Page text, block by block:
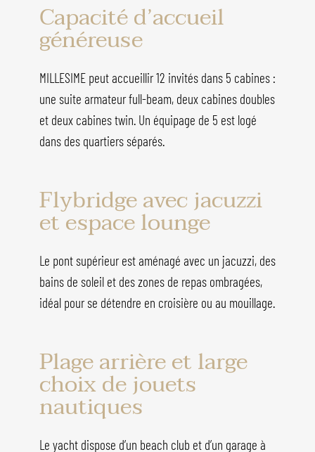
Capacité d’accueil
généreuse
MILLESIME peut accueillir 12 invités dans 5 cabines :
une suite armateur full-beam, deux cabines doubles
et deux cabines twin. Un équipage de 5 est logé
dans des quartiers séparés.
Flybridge avec jacuzzi
et espace lounge
Le pont supérieur est aménagé avec un jacuzzi, des
bains de soleil et des zones de repas ombragées,
idéal pour se détendre en croisière ou au mouillage.
Plage arrière et large
choix de jouets
nautiques
Le yacht dispose d’un beach club et d’un garage à